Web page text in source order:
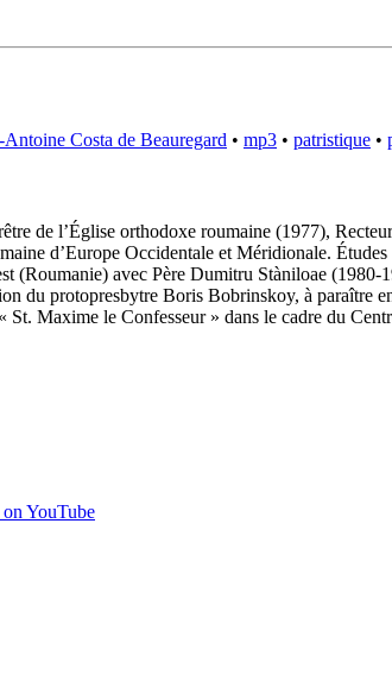
Costa de Beauregard • mp3 • patristique •
de l’Église orthodoxe roumaine (1977),
d’Europe Occidentale et Méridionale.
(Roumanie) avec Père Dumitru Stàniloae
du protopresbytre Boris Bobrinskoy, à
St. Maxime le Confesseur » dans le cadre du